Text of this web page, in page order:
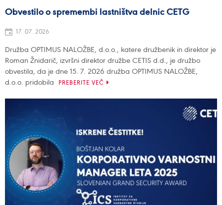
Obvestilo o spremembi lastništva delnic CETG
17. 07. 2026
Družba OPTIMUS NALOŽBE, d.o.o., katere družbenik in direktor je
Roman Žnidarič, izvršni direktor družbe CETIS d.d., je družbo
obvestila, da je dne 15. 7. 2026 družba OPTIMUS NALOŽBE,
d.o.o. pridobila
PREBERITE VEČ